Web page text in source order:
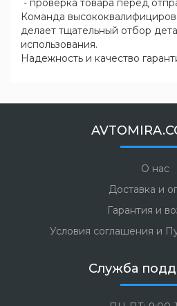
- проверка товара перед
Команда
делает тщательный отбор
использования.
Надежность и качество
О нас
Доставка и
Гарантия и
Условия соглашения и
Служба